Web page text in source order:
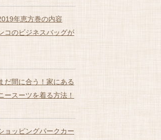
年恵方巻の内容
コのビジネスバッグが
だ間に合う！家にある
ースーツを着る方法！
ョッピングパークカー